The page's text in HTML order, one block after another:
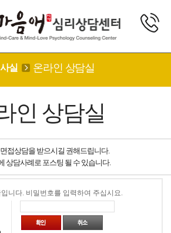
실 온라인 상담실
인 상담실
접상담을 받으시길 권해드립니다.
상담사례로 포스팅 될 수 있습니다.
니다. 비밀번호를 입력하여 주십시요.